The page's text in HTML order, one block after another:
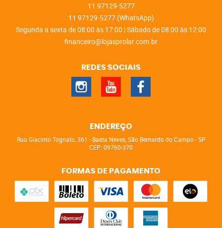
11 97129-5277
11 97129-5277 (WhatsApp)
Segunda a sexta de 08:00 às 17:00 | Sábado de 08:00 às 12:00
financeiro@lojasprolar.com.br
REDES SOCIAIS
ENDEREÇO
Rua Giacinto Tognato, 361 - Baeta Neves, São Bernardo do Campo-SP
CEP: 09760-370
FORMAS DE PAGAMENTO